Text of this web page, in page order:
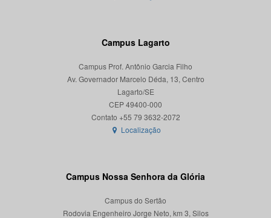
Campus Lagarto
Campus Prof. Antônio Garcia Filho
Av. Governador Marcelo Déda, 13, Centro
Lagarto/SE
CEP 49400-000
Localização
Campus Nossa Senhora da Glória
Campus do Sertão
Rodovia Engenheiro Jorge Neto, km 3, Silos